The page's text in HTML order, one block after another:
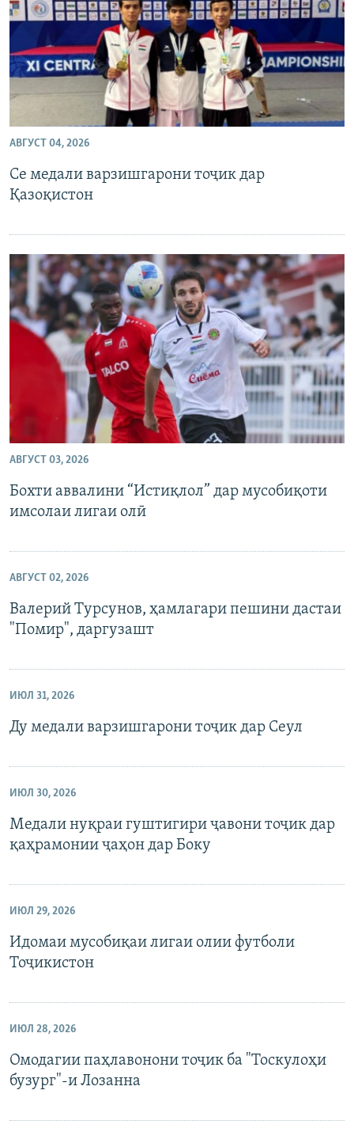
АВГУСТ 04, 2026
Се медали варзишгарони тоҷик дар
Қазоқистон
АВГУСТ 03, 2026
Бохти аввалини “Истиқлол” дар мусобиқоти
имсолаи лигаи олӣ
АВГУСТ 02, 2026
Валерий Турсунов, ҳамлагари пешини дастаи
"Помир", даргузашт
ИЮЛ 31, 2026
Ду медали варзишгарони тоҷик дар Сеул
ИЮЛ 30, 2026
Медали нуқраи гуштигири ҷавони тоҷик дар
қаҳрамонии ҷаҳон дар Боку
ИЮЛ 29, 2026
Идомаи мусобиқаи лигаи олии футболи
Тоҷикистон
ИЮЛ 28, 2026
Омодагии паҳлавонони тоҷик ба "Тоскулоҳи
бузург"-и Лозанна